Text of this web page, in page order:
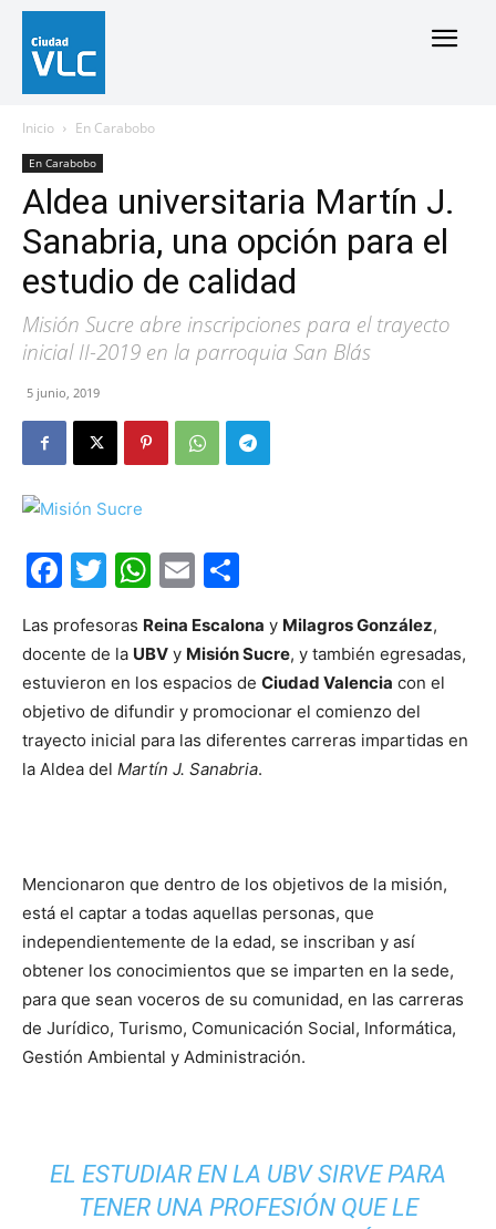
Inicio En Carabobo
En Carabobo
Aldea universitaria Martín J.
Sanabria, una opción para el
estudio de calidad
Misión Sucre abre inscripciones para el trayecto
inicial II-2019 en la parroquia San Blás
5 junio, 2019
Facebook
Twitter
WhatsApp
Email
Las profesoras Reina Escalona y Milagros González,
docente de la UBV y Misión Sucre, y también egresadas,
estuvieron en los espacios de Ciudad Valencia con el
objetivo de difundir y promocionar el comienzo del
trayecto inicial para las diferentes carreras impartidas en
la Aldea del Martín J. Sanabria.
Mencionaron que dentro de los objetivos de la misión,
está el captar a todas aquellas personas, que
independientemente de la edad, se inscriban y así
obtener los conocimientos que se imparten en la sede,
para que sean voceros de su comunidad, en las carreras
de Jurídico, Turismo, Comunicación Social, Informática,
Gestión Ambiental y Administración.
EL ESTUDIAR EN LA UBV SIRVE PARA
TENER UNA PROFESIÓN QUE LE